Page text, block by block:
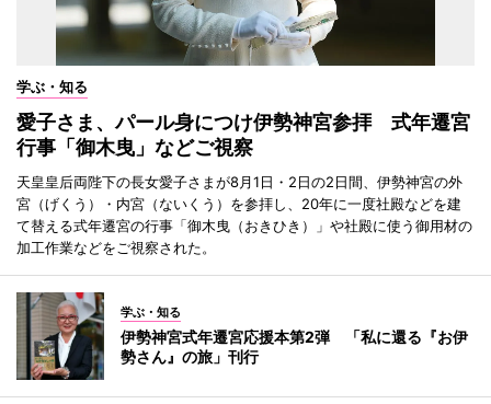
学ぶ・知る
愛子さま、パール身につけ伊勢神宮参拝 式年遷宮
行事「御木曳」などご視察
天皇皇后両陛下の長女愛子さまが8月1日・2日の2日間、伊勢神宮の外
宮（げくう）・内宮（ないくう）を参拝し、20年に一度社殿などを建
て替える式年遷宮の行事「御木曳（おきひき）」や社殿に使う御用材の
加工作業などをご視察された。
学ぶ・知る
伊勢神宮式年遷宮応援本第2弾 「私に還る『お伊
勢さん』の旅」刊行